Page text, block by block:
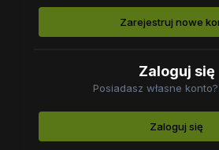
Zarejestruj nowe
Zaloguj się
Posiadasz własne
Zaloguj się